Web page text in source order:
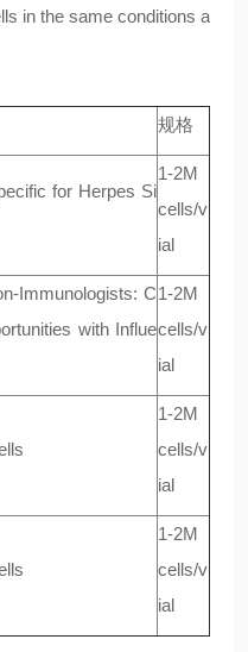
in the same conditions a
规格
for Herpes Si
1-2M
cells/v
ial
Immunologists: C
with Influe
1-2M
cells/v
ial
1-2M
cells/v
ial
1-2M
cells/v
ial